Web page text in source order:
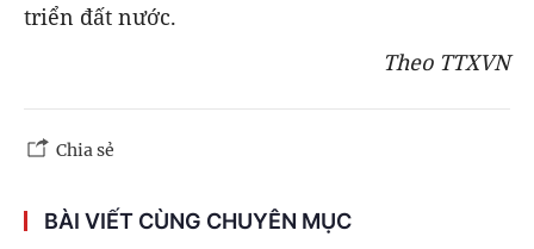
triển đất nước.
Theo TTXVN
Chia sẻ
BÀI VIẾT CÙNG CHUYÊN MỤC